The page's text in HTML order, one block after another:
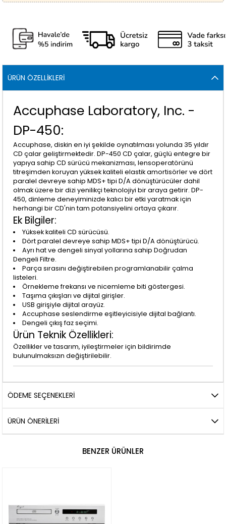
ÜRÜN ÖZELLIKLERI
Accuphase Laboratory, Inc. -
DP-450:
Accuphase, diskin en iyi şekilde oynatılması yolunda 35 yıldır
CD çalar geliştirmektedir. DP-450 CD çalar, güçlü entegre bir
yapıya sahip CD sürücü mekanizması, lensoperatörünü
titreşimden koruyan yüksek kaliteli elastik amortisörler ve dört
paralel devreye sahip MDS+ tipi D/A dönüştürücüler dahil
olmak üzere bir dizi yenilikçi teknolojiyi bir araya getirir. DP-
450, dinleme deneyiminizde kalıcı bir etki yaratmak için
herhangi bir CD'nin tam potansiyelini ortaya çıkarır.
Ek Bilgiler:
Yüksek kaliteli CD sürücüsü.
Dört paralel devreye sahip MDS+ tipi D/A dönüştürücü.
Ayrı hat ve dengeli sinyal yollarına sahip Doğrudan
Dengeli Filtre.
Parça sırasını değiştirebilen programlanabilir çalma
listeleri.
Örnekleme frekansı ve nicemleme biti göstergesi.
Taşıma çıkışları ve dijital girişler.
USB girişiyle dijital arayüz.
Accuphase seslendirme eşitleyicisiyle dijital bağlantı.
Dengeli çıkış faz seçimi.
Ürün Teknik Özellikleri:
Özellikler ve tasarım, iyileştirmeler için bildirimde
bulunulmaksızın değiştirilebilir.
ÖDEME SEÇENEKLERI
ÜRÜN ÖNERILERI
BENZER ÜRÜNLER